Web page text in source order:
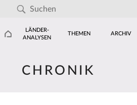
LÄNDER-
ANALYSEN
THEMEN ARCHIV
CHRONIK